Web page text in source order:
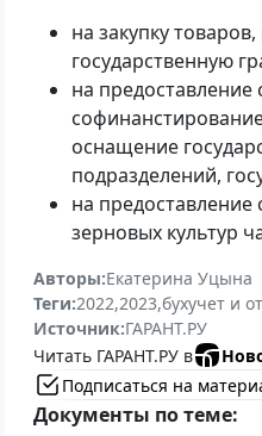
на закупку
государственную
на
оснащение
подразделений,
на
зерновых культур
Авторы:Екатерина Уцына
Теги:2022,2023,бухучет и
Источник:ГАРАНТ.РУ
Читать ГАРАНТ.РУ в
Подписаться на
Документы по теме: